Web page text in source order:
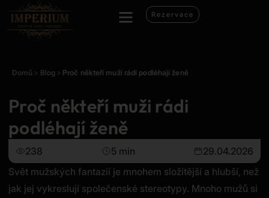
Rezervace
Domů > Blog > Proč někteří muži rádi podléhají ženě
Proč někteří muži rádi
podléhají ženě
238 5 min
29.04.2026
Svět mužských fantazií je mnohem složitější a hlubší, než
jak jej vykreslují společenské stereotypy. Mnoho mužů si